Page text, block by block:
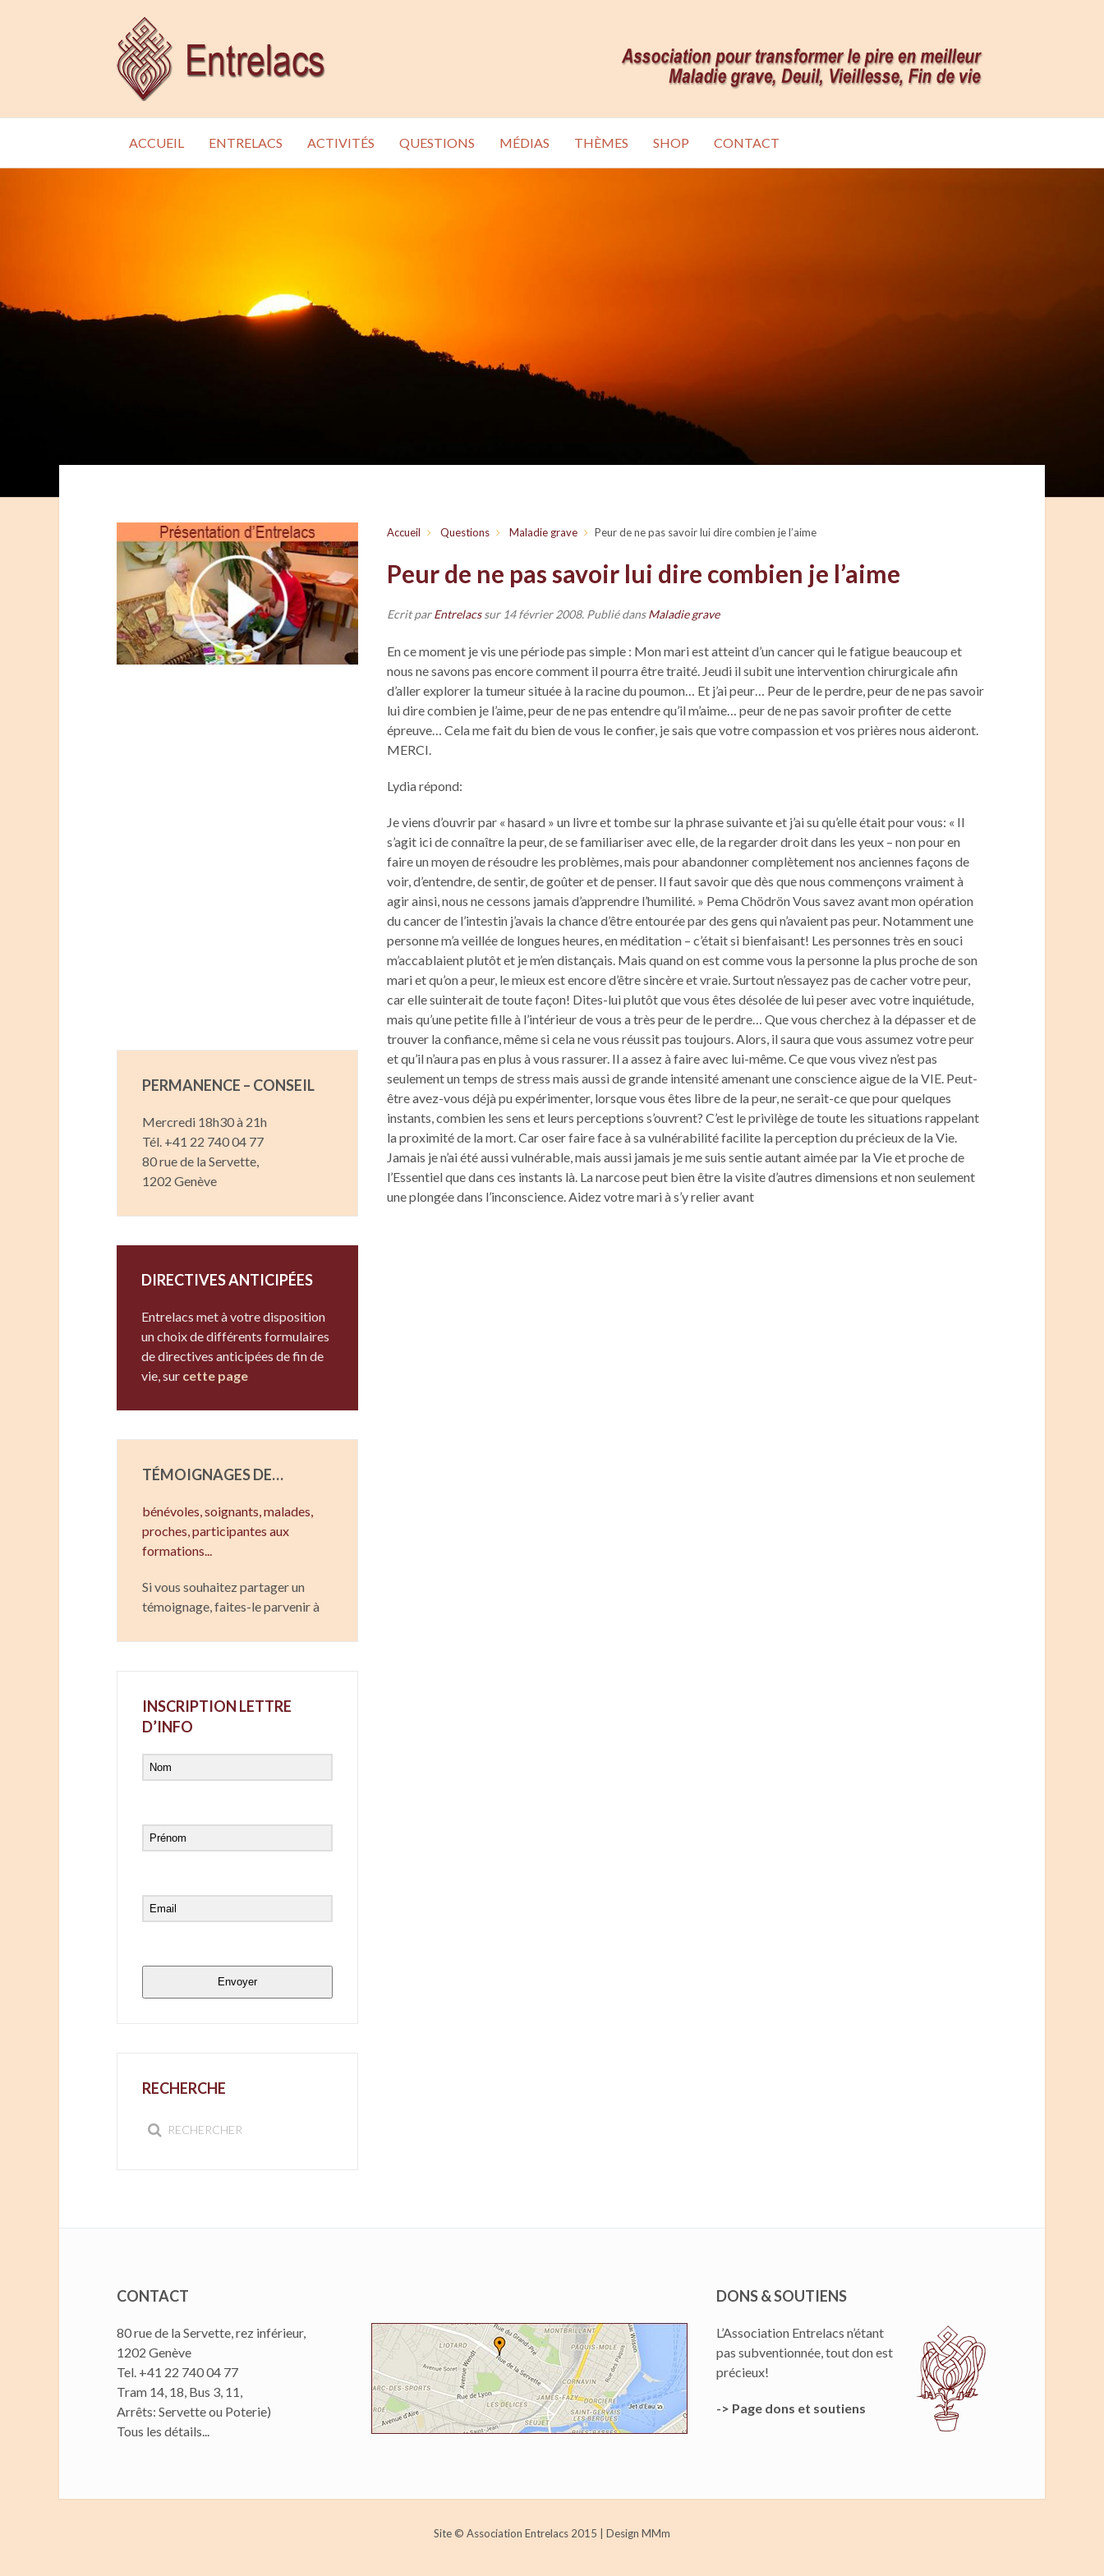
ACCUEIL ENTRELACS ACTIVITÉS QUESTIONS MÉDIAS THÈMES SHOP CONTACT
Accueil Questions Maladie grave Peur de ne pas savoir lui dire combien je l’aime
Peur de ne pas savoir lui dire combien je l’aime
Ecrit parEntrelacssur 14 février 2008. Publié dansMaladie grave
En ce moment je vis une période pas simple : Mon mari est atteint d’un cancer qui le fatigue beaucoup et
nous ne savons pas encore comment il pourra être traité. Jeudi il subit une intervention chirurgicale afin
d’aller explorer la tumeur située à la racine du poumon… Et j’ai peur… Peur de le perdre, peur de ne pas savoir
lui dire combien je l’aime, peur de ne pas entendre qu’il m’aime… peur de ne pas savoir profiter de cette
épreuve… Cela me fait du bien de vous le confier, je sais que votre compassion et vos prières nous aideront.
MERCI.
Lydia répond:
Je viens d’ouvrir par « hasard » un livre et tombe sur la phrase suivante et j’ai su qu’elle était pour vous: « Il
s’agit ici de connaître la peur, de se familiariser avec elle, de la regarder droit dans les yeux – non pour en
faire un moyen de résoudre les problèmes, mais pour abandonner complètement nos anciennes façons de
voir, d’entendre, de sentir, de goûter et de penser. Il faut savoir que dès que nous commençons vraiment à
agir ainsi, nous ne cessons jamais d’apprendre l’humilité. » Pema Chödrön Vous savez avant mon opération
du cancer de l’intestin j’avais la chance d’être entourée par des gens qui n’avaient pas peur. Notamment une
personne m’a veillée de longues heures, en méditation – c’était si bienfaisant! Les personnes très en souci
m’accablaient plutôt et je m’en distançais. Mais quand on est comme vous la personne la plus proche de son
mari et qu’on a peur, le mieux est encore d’être sincère et vraie. Surtout n’essayez pas de cacher votre peur,
car elle suinterait de toute façon! Dites-lui plutôt que vous êtes désolée de lui peser avec votre inquiétude,
mais qu’une petite fille à l’intérieur de vous a très peur de le perdre… Que vous cherchez à la dépasser et de
trouver la confiance, même si cela ne vous réussit pas toujours. Alors, il saura que vous assumez votre peur
et qu’il n’aura pas en plus à vous rassurer. Il a assez à faire avec lui-même. Ce que vous vivez n’est pas
seulement un temps de stress mais aussi de grande intensité amenant une conscience aigue de la VIE. Peut-
être avez-vous déjà pu expérimenter, lorsque vous êtes libre de la peur, ne serait-ce que pour quelques
instants, combien les sens et leurs perceptions s’ouvrent? C’est le privilège de toute les situations rappelant
la proximité de la mort. Car oser faire face à sa vulnérabilité facilite la perception du précieux de la Vie.
Jamais je n’ai été aussi vulnérable, mais aussi jamais je me suis sentie autant aimée par la Vie et proche de
l’Essentiel que dans ces instants là. La narcose peut bien être la visite d’autres dimensions et non seulement
une plongée dans l’inconscience. Aidez votre mari à s’y relier avant
PERMANENCE – CONSEIL
Mercredi 18h30 à 21h
Tél. +41 22 740 04 77
80 rue de la Servette,
1202 Genève
DIRECTIVES ANTICIPÉES
Entrelacs met à votre disposition
un choix de différents formulaires
de directives anticipées de fin de
vie, sur cette page
TÉMOIGNAGES DE…
bénévoles, soignants,malades,
proches,participantes aux
formations...
Si vous souhaitez partager un
témoignage, faites-le parvenir à
INSCRIPTION LETTRE
D’INFO
Envoyer
RECHERCHE
CONTACT
80 rue de la Servette, rez inférieur,
1202 Genève
Tel. +41 22 740 04 77
Tram 14, 18, Bus 3, 11,
Arrêts: Servette ou Poterie)
Tous les détails...
DONS & SOUTIENS
L’Association Entrelacs n’étant
pas subventionnée, tout don est
précieux!
-> Page dons et soutiens
Site © Association Entrelacs 2015 Design MMm